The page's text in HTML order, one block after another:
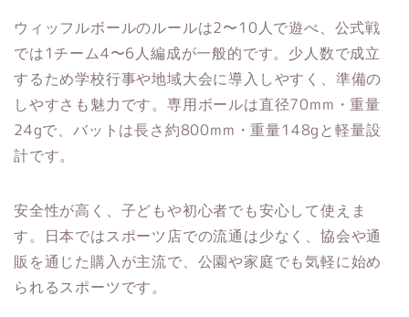
ウィッフルボールのルールは2〜10人で遊べ、公式戦
では1チーム4〜6人編成が一般的です。少人数で成立
するため学校行事や地域大会に導入しやすく、準備の
しやすさも魅力です。専用ボールは直径70mm・重量
24gで、バットは長さ約800mm・重量148gと軽量設
計です。
安全性が高く、子どもや初心者でも安心して使えま
す。日本ではスポーツ店での流通は少なく、協会や通
販を通じた購入が主流で、公園や家庭でも気軽に始め
られるスポーツです。